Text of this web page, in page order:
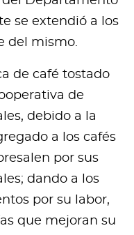
se extendió a los
del mismo.
de café tostado
de
debido a la
a los cafés
por sus
dando a los
por su labor,
que mejoran su